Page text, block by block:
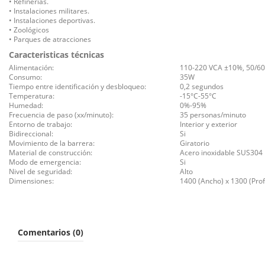
• Instalaciones militares.
• Instalaciones deportivas.
• Zoológicos
• Parques de atracciones
Caracteristicas técnicas
Alimentación:
110-220 VCA ±10%, 50/
Consumo:
35W
Tiempo entre identificación y desbloqueo:
0,2 segundos
Temperatura:
-15°C-55°C
Humedad:
0%-95%
Frecuencia de paso (xx/minuto):
35 personas/minuto
Entorno de trabajo:
Interior y exterior
Bidireccional:
Si
Movimiento de la barrera:
Giratorio
Material de construcción:
Acero inoxidable SUS304
Modo de emergencia:
Si
Nivel de seguridad:
Alto
Dimensiones:
1400 (Ancho) x 1300
Comentarios (0)